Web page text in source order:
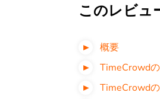
このレビュ
概要
TimeCrowd
TimeCrowd